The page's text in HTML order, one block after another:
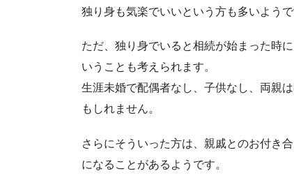
独り身も気楽でいいという方も多いようで
ただ、独り身でいると相続が始まった時
いうことも考えられます。
生涯未婚で配偶者なし、子供なし、両親
もしれません。
さらにそういった方は、親戚とのお付き
になることがあるようです。